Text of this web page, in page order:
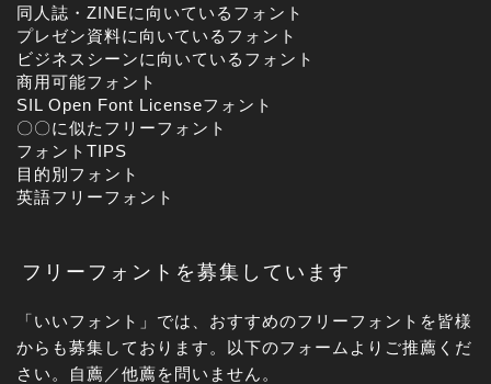
同人誌・ZINEに向いているフォント
プレゼン資料に向いているフォント
ビジネスシーンに向いているフォント
商用可能フォント
SIL Open Font Licenseフォント
〇〇に似たフリーフォント
フォントTIPS
目的別フォント
英語フリーフォント
フリーフォントを募集しています
「いいフォント」では、おすすめのフリーフォントを皆様
からも募集しております。以下のフォームよりご推薦くだ
さい。自薦／他薦を問いません。